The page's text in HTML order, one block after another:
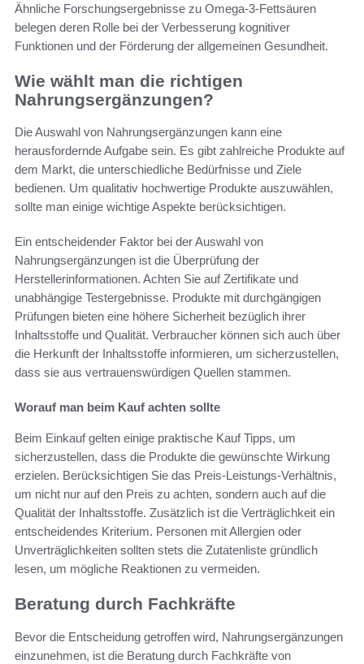
Ähnliche Forschungsergebnisse zu Omega-3-Fettsäuren
belegen deren Rolle bei der Verbesserung kognitiver
Funktionen und der Förderung der allgemeinen Gesundheit.
Wie wählt man die richtigen
Nahrungsergänzungen?
Die Auswahl von Nahrungsergänzungen kann eine
herausfordernde Aufgabe sein. Es gibt zahlreiche Produkte auf
dem Markt, die unterschiedliche Bedürfnisse und Ziele
bedienen. Um qualitativ hochwertige Produkte auszuwählen,
sollte man einige wichtige Aspekte berücksichtigen.
Ein entscheidender Faktor bei der Auswahl von
Nahrungsergänzungen ist die Überprüfung der
Herstellerinformationen. Achten Sie auf Zertifikate und
unabhängige Testergebnisse. Produkte mit durchgängigen
Prüfungen bieten eine höhere Sicherheit bezüglich ihrer
Inhaltsstoffe und Qualität. Verbraucher können sich auch über
die Herkunft der Inhaltsstoffe informieren, um sicherzustellen,
dass sie aus vertrauenswürdigen Quellen stammen.
Worauf man beim Kauf achten sollte
Beim Einkauf gelten einige praktische Kauf Tipps, um
sicherzustellen, dass die Produkte die gewünschte Wirkung
erzielen. Berücksichtigen Sie das Preis-Leistungs-Verhältnis,
um nicht nur auf den Preis zu achten, sondern auch auf die
Qualität der Inhaltsstoffe. Zusätzlich ist die Verträglichkeit ein
entscheidendes Kriterium. Personen mit Allergien oder
Unverträglichkeiten sollten stets die Zutatenliste gründlich
lesen, um mögliche Reaktionen zu vermeiden.
Beratung durch Fachkräfte
Bevor die Entscheidung getroffen wird, Nahrungsergänzungen
einzunehmen, ist die Beratung durch Fachkräfte von